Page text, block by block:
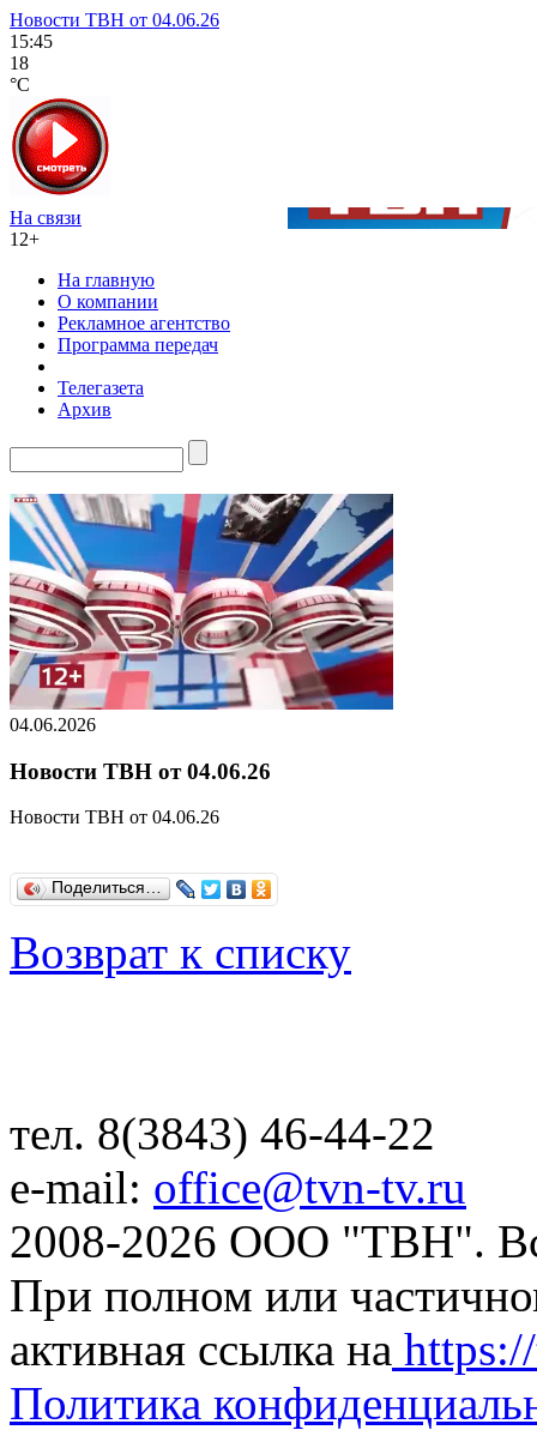
Новости ТВН от 04.06.26
15:45
18
°C
На связи
12+
На главную
О компании
Рекламное агентство
Программа передач
Телегазета
Архив
04.06.2026
Новости ТВН от 04.06.26
Новости ТВН от 04.06.26
Поделиться…
Возврат к списку
тел. 8(3843) 46-44-22
e-mail: office@tvn-tv.ru
2008-2026 ООО "ТВН".
При полном или
активная ссылка на
Политика